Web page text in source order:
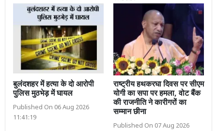
बुलंदशहर में हत्या के दो आरोपी
पुलिस मुठभेड़ में घायल
Published On 06 Aug 2026
11:41:19
राष्ट्रीय हथकरघा दिवस पर सीएम
योगी का सपा पर हमला, वोट बैंक
की राजनीति ने कारीगरों का
सम्मान छीना
Published On 07 Aug 2026